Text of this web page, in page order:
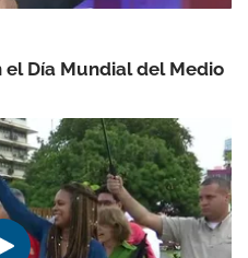
Día Mundial del Medio